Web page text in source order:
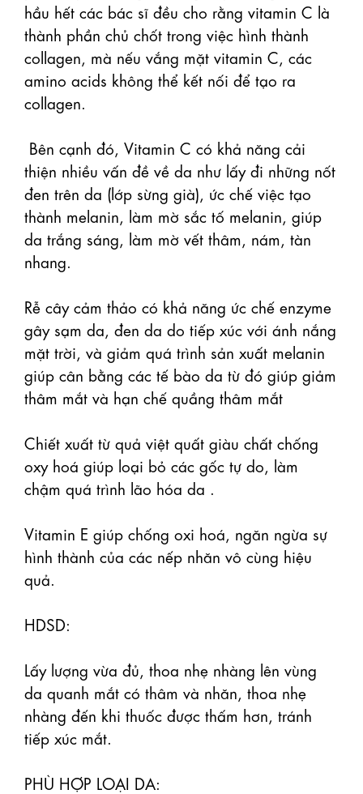
hầu hết các bác sĩ đều cho rằng vitamin C là
thành phần chủ chốt trong việc hình thành
collagen, mà nếu vắng mặt vitamin C, các
amino acids không thể kết nối để tạo ra
collagen.
thiện nhiều vấn đề về da như lấy đi những nốt
đen trên da (lớp sừng già), ức chế việc tạo
thành melanin, làm mờ sắc tố melanin, giúp
da trắng sáng, làm mờ vết thâm, nám, tàn
nhang.
Rễ cây cảm thảo có khả năng ức chế enzyme
gây sạm da, đen da do tiếp xúc với ánh nắng
mặt trời, và giảm quá trình sản xuất melanin
giúp cân bằng các tế bào da từ đó giúp giảm
thâm mắt và hạn chế quầng thâm mắt
Chiết xuất từ quả việt quất giàu chất chống
oxy hoá giúp loại bỏ các gốc tự do, làm
chậm quá trình lão hóa da .
Vitamin E giúp chống oxi hoá, ngăn ngừa sự
hình thành của các nếp nhăn vô cùng hiệu
quả.
HDSD:
Lấy lượng vừa đủ, thoa nhẹ nhàng lên vùng
da quanh mắt có thâm và nhăn, thoa nhẹ
nhàng đến khi thuốc được thấm hơn, tránh
tiếp xúc mắt.
PHÙ HỢP LOẠI DA: